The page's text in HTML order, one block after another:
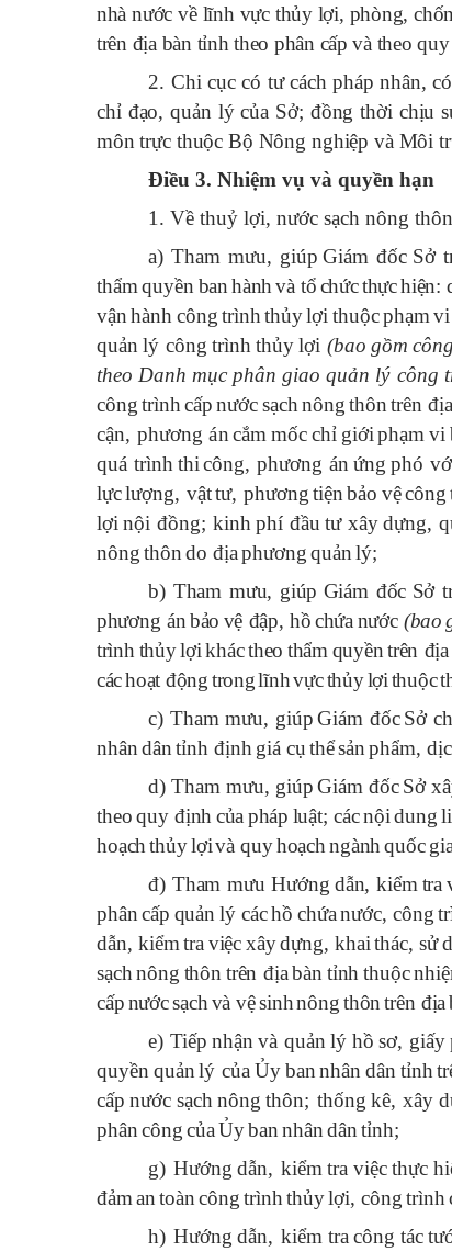
nhà nước về lĩnh vực thủy lợi, phòng,
trên địa bàn tỉnh theo phân cấp và theo
2. Chi cục có tư cách pháp nhân,
chỉ đạo, quản lý của Sở; đồng thời chịu
môn trực thuộc Bộ Nông nghiệp và Môi
Điều3. Nhiệm vụ và quyền hạn
1. Về thuỷ lợi, nước sạch nông thôn
a) Tham mưu, giúp Giám đốc Sở
thẩm quyền banhành và tổchứcthựchiện:
vận hành côngtrìnhthủylợi thuộcphạm vi
quản lý công trình thủylợi (bao gồm công
theo Danh mục phân giao quản lý công
côngtrình cấp nướcsạchnôngthôntrên địa
cận, phương án cắm mốcchỉ giới phạm vi
quá trình thi công,phương án ứng phó
lựclượng, vậttư, phươngtiện bảo vệcông
lợi nội đồng; kinh phí đầu tư xây dựng,
nôngthôndo địaphươngquảnlý;
b) Tham mưu, giúp Giám đốc Sở
phương ánbảo vệ đập, hồchứa nước (bao
trình thủylợi kháctheo thẩm quyềntrên địa
cáchoạt độngtronglĩnhvựcthủylợithuộc
c) Tham mưu, giúp Giám đốcSở
nhândântỉnh định giá cụ thểsảnphẩm,
d) Tham mưu, giúpGiám đốc Sở xâ
theoquyđịnh của pháp luật;cácnội dung li
hoạch thủylợivàquyhoạchngành quốc gia
đ) Tham mưu Hướng dẫn,kiểm tra
phân cấp quản lýcáchồ chứanước,công tr
dẫn,kiểm tra việcxâydựng,khai thác,sử
sạch nông thôn trên địa bàn tỉnh thuộc
cấpnướcsạchvàvệsinhnôngthôn trên địa
e) Tiếp nhận và quản lýhồ sơ, giấy
quyền quản lýcủa Ủyban nhân dân tỉnh tr
cấp nước sạch nông thôn; thống kê,xây
phâncôngcủaỦybannhândântỉnh;
g) Hướng dẫn, kiểm tra việc thực
đảmantoàncôngtrìnhthủylợi, côngtrình
h) Hướng dẫn, kiểm tra công tác tư